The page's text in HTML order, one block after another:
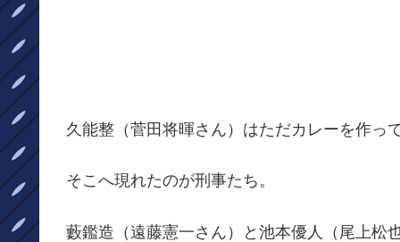
久能整（菅田将暉さん）はただカレーを作っ
そこへ現れたのが刑事たち。
藪鑑造（遠藤憲一さん）と池本優人（尾上松